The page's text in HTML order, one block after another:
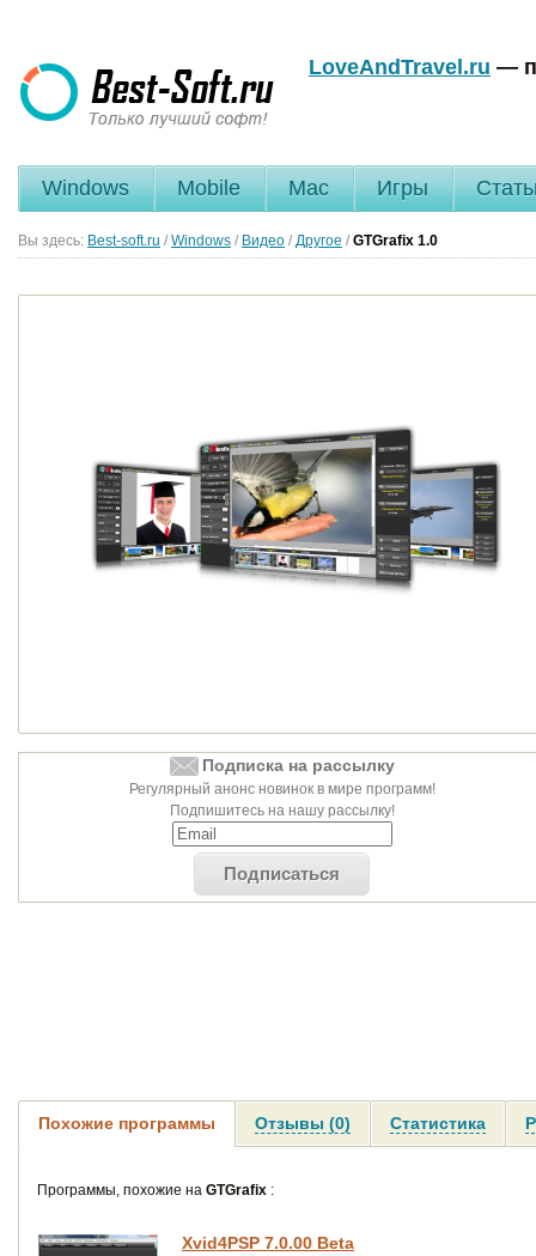
LoveAndTravel.ru —
Windows Mobile Mac Игры
Вы здесь: Best-soft.ru / Windows / Видео / Другое / GTGrafix 1.0
Подписка на рассылку
Регулярный анонс новинок в мире программ!
Подпишитесь на нашу рассылку!
Подписаться
Похожие программы Отзывы (0) Статистика
Программы, похожие на GTGrafix :
Xvid4PSP 7.0.00 Beta